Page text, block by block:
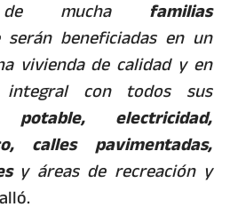
mucha familias
serán beneficiadas en un
vivienda de calidad y en
integral con todos sus
electricidad,
calles pavimentadas,
y áreas de recreación y